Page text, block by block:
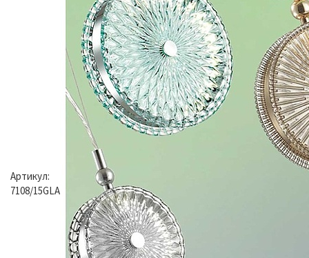
Артикул:
7108/15GLA